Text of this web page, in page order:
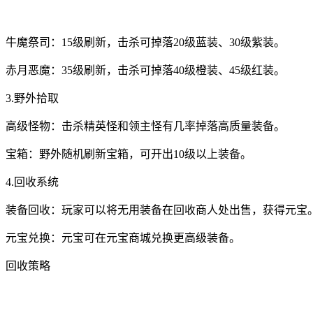
牛魔祭司：15级刷新，击杀可掉落20级蓝装、30级紫装。
赤月恶魔：35级刷新，击杀可掉落40级橙装、45级红装。
3.野外拾取
高级怪物：击杀精英怪和领主怪有几率掉落高质量装备。
宝箱：野外随机刷新宝箱，可开出10级以上装备。
4.回收系统
装备回收：玩家可以将无用装备在回收商人处出售，获得元宝
元宝兑换：元宝可在元宝商城兑换更高级装备。
回收策略